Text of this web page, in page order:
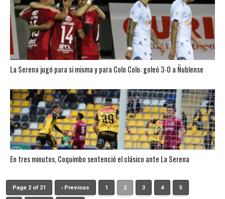
La Serena jugó para si misma y para Colo Colo: goleó 3-0 a Ñublense
En tres minutos, Coquimbo sentenció el clásico ante La Serena
Page 2 of 21 ‹ Previous 1 2 3 4 5